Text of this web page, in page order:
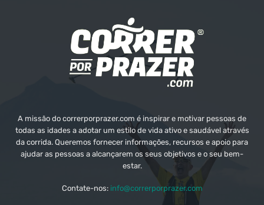
A missão do correrporprazer.com é inspirar e motivar pessoas de
todas as idades a adotar um estilo de vida ativo e saudável através
da corrida. Queremos fornecer informações, recursos e apoio para
ajudar as pessoas a alcançarem os seus objetivos e o seu bem-
estar.
Contate-nos: info@correrporprazer.com